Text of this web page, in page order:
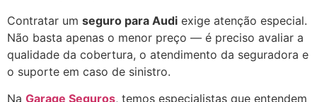
Contratar um seguro para Audi exige atenção especial.
Não basta apenas o menor preço — é preciso avaliar a
qualidade da cobertura, o atendimento da seguradora e
o suporte em caso de sinistro.
Na Garage Seguros, temos especialistas que entendem